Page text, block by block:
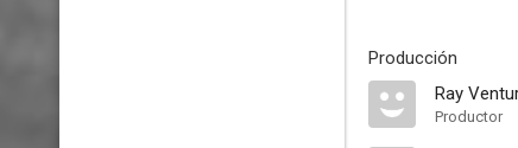
Producción
Ray
Productor